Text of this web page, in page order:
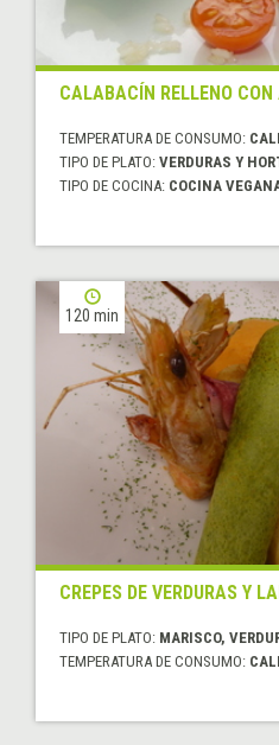
CALABACÍN RELLENO CON
TEMPERATURA DE CONSUMO:
TIPO DE PLATO: VERDURAS Y
TIPO DE COCINA: COCINA
120 min
CREPES DE VERDURAS Y
TIPO DE PLATO: MARISCO,
TEMPERATURA DE CONSUMO: